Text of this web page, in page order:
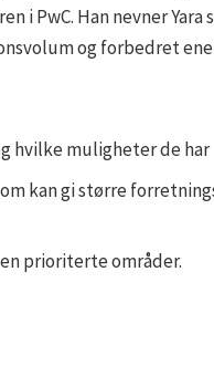
PwC. Han nevner Yara
og forbedret
hvilke muligheter de har
kan gi større
prioriterte områder.